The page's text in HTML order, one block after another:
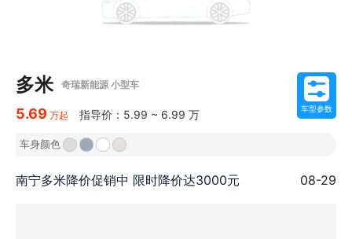
多米 奇瑞新能源 小型车
5.69 万起 指导价：5.99 ~ 6.99 万 车型参数
车身颜色
南宁多米降价促销中 限时降价达3000元 08-29